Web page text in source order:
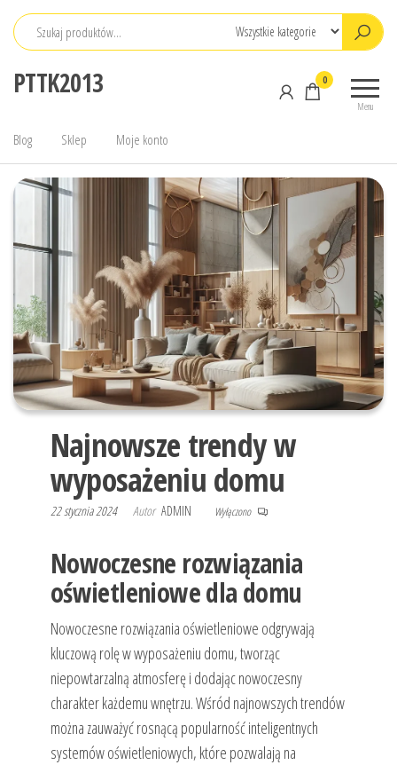
Przejdź
PTTK2013
Menu
0
Blog Sklep Moje konto
Najnowsze trendy w
wyposażeniu domu
22 stycznia 2024 Autor ADMIN Wyłączono
Nowoczesne rozwiązania
oświetleniowe dla domu
Nowoczesne rozwiązania oświetleniowe odgrywają
kluczową rolę w wyposażeniu domu, tworząc
niepowtarzalną atmosferę i dodając nowoczesny
charakter każdemu wnętrzu. Wśród najnowszych trendów
można zauważyć rosnącą popularność inteligentnych
systemów oświetleniowych, które pozwalają na